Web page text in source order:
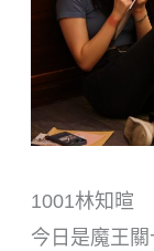
1001林知暄
今日是魔王